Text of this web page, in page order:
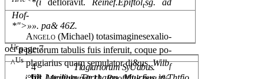
*(idefloravit. Reinef.Epiftoltsg. ad
Hof-
*">»». pa& 46Z.
Angelo (Michael) totasimaginesexalio-
Urn pictorum tabulis fuis inferuit, coque po-
^Usplagiarius quam semulator di&us.Wilbf
eye
ocr page 7
4
Tlagiariorum SyUabus.